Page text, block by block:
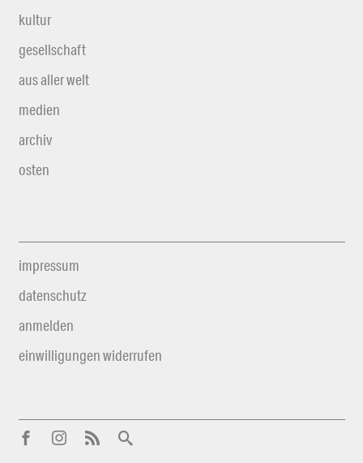
kultur
gesellschaft
aus aller welt
medien
archiv
osten
impressum
datenschutz
anmelden
einwilligungen widerrufen